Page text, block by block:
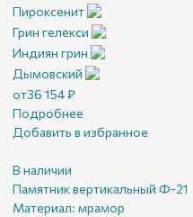
Пироксенит
Грин гелекси
Индиян грин
Дымовский
от36 154₽
Подробнее
Добавить в избранное
В наличии
Памятник вертикальный Ф-21
Материал: мрамор